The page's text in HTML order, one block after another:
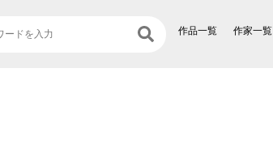
作品一覧 作家一覧